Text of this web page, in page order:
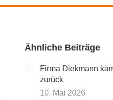
Ähnliche Beiträge
Firma Diekmann
zurück
10. Mai 2026